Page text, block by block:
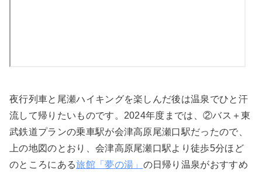
夜行列車と尾瀬ハイキングを楽しんだ後は温泉でひと汗
流して帰りたいものです。2024年度までは、②バス＋東
武鉄道プランの乗車駅が会津高原尾瀬口駅だったので、
上の地図のとおり、会津高原尾瀬口駅より徒歩5分ほど
のところにある旅館「夢の湯」 の日帰り温泉がおすすめ